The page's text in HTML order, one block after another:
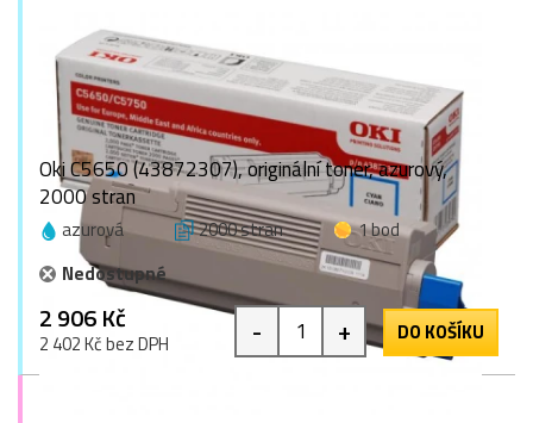
Oki C5650 (43872307), originální toner, azurový,
2000 stran
azurová 2000 stran
1 bod
Nedostupné
2 906 Kč
2 402 Kč bez DPH - + DO KOŠÍKU